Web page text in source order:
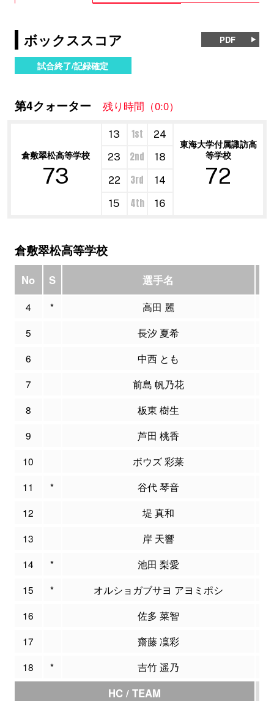
ボックススコア PDF
試合終了/記録確定
第4クォーター 残り時間（0:0）
倉敷翠松高等学校
73
13 1st 24
東海大学付属諏訪高
等学校
72
23 2nd
18
22
3rd
14
15
4th 16
倉敷翠松高等学校
No S 選手名
4 * 高田 麗
5
長汐 夏希
6
中西 とも
7
前島 帆乃花
8
板東 樹生
9
芦田 桃香
10
ボウズ 彩莱
11
* 谷代 琴音
12
堤 真和
13
岸 天響
14
* 池田 梨愛
15
* オルショガブサヨ アヨミポシ
16
佐多 菜智
17
齋藤 凜彩
18
* 吉竹 遥乃
HC / TEAM